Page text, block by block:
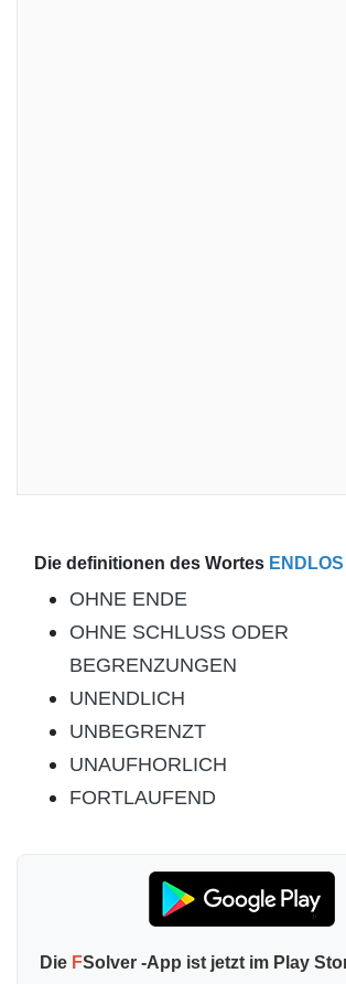
Die definitionen des Wortes ENDLOS
OHNE ENDE
OHNE SCHLUSS ODER
BEGRENZUNGEN
UNENDLICH
UNBEGRENZT
UNAUFHORLICH
FORTLAUFEND
Die FSolver -App ist jetzt im Play